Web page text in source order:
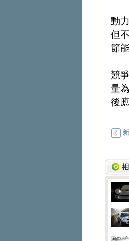
動
但
節
競
量
後